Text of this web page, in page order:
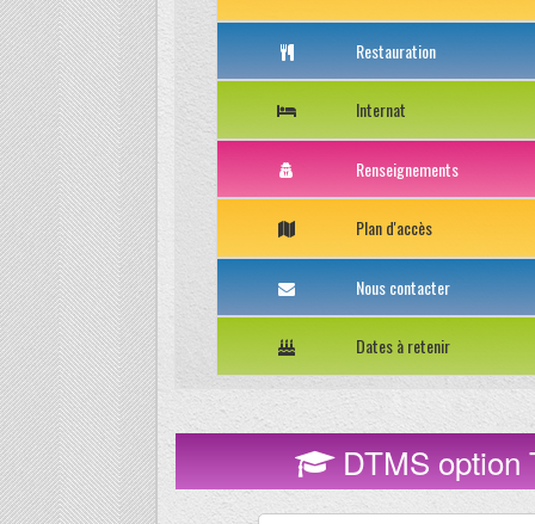
Restauration
Internat
Renseignements
Plan d'accès
Nous contacter
Dates à retenir
DTMS option